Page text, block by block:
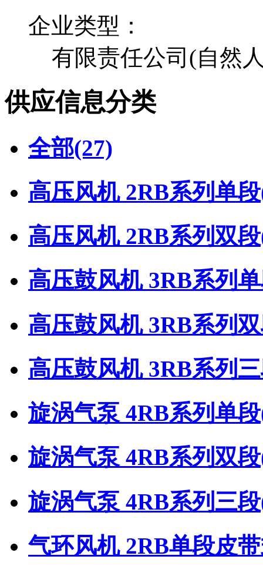
企业类型：
有限责任公司(自然
供应信息分类
全部(27)
高压风机 2RB系列单段
高压风机 2RB系列双段
高压鼓风机 3RB系列
高压鼓风机 3RB系列
高压鼓风机 3RB系列
旋涡气泵 4RB系列单段
旋涡气泵 4RB系列双段
旋涡气泵 4RB系列三段
气环风机 2RB单段皮